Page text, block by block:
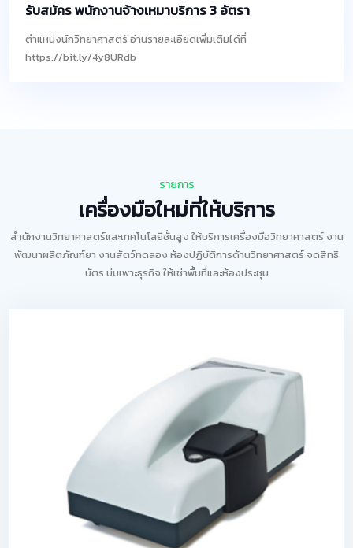
รับสมัคร พนักงานจ้างเหมาบริการ 3 อัตรา
ตำแหน่งนักวิทยาศาสตร์ อ่านรายละเอียดเพิ่มเติมได้ที่
https://bit.ly/4y8URdb
รายการ
เครื่องมือใหม่ที่ให้บริการ
สำนักงานวิทยาศาสตร์และเทคโนโลยีชั้นสูง ให้บริการเครื่องมือวิทยาศาสตร์ งาน
พัฒนาผลิตภัณฑ์ยา งานสัตว์ทดลอง ห้องปฏิบัติการด้านวิทยาศาสตร์ จดสิทธิ
บัตร บ่มเพาะธุรกิจ ให้เช่าพื้นที่และห้องประชุม